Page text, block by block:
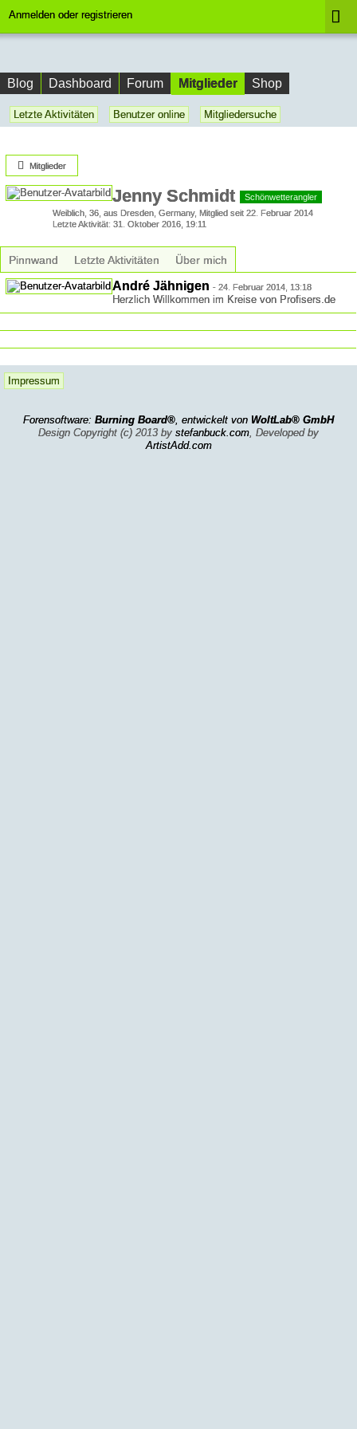
Anmelden oder registrieren
Blog Dashboard Forum Mitglieder Shop
Letzte Aktivitäten Benutzer online Mitgliedersuche
Mitglieder
Jenny Schmidt
Schönwetterangler
Weiblich 36 aus Dresden, Germany Mitglied seit 22. Februar 2014
Letzte Aktivität 31. Oktober 2016, 19:11
Pinnwand Letzte Aktivitäten Über mich
André Jähnigen - 24. Februar 2014, 13:18
Herzlich Willkommen im Kreise von Profisers.de
Impressum
Forensoftware: Burning Board®, entwickelt von WoltLab® GmbH
Design Copyright (c) 2013 by stefanbuck.com, Developed by
ArtistAdd.com